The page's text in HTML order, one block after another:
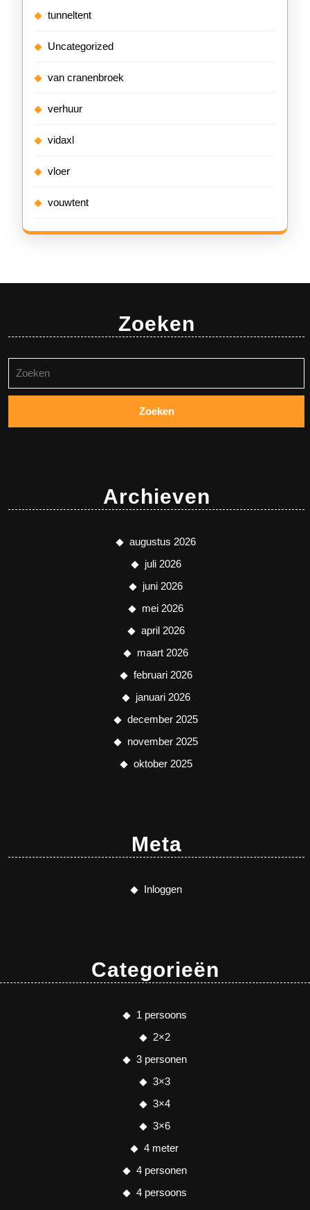
tunneltent
Uncategorized
van cranenbroek
verhuur
vidaxl
vloer
vouwtent
Zoeken
naar:
Archieven
augustus 2026
juli 2026
juni 2026
mei 2026
april 2026
maart 2026
februari 2026
januari 2026
december 2025
november 2025
oktober 2025
Meta
Inloggen
Categorieën
1 persoons
2×2
3 personen
3×3
3×4
3×6
4 meter
4 personen
4 persoons